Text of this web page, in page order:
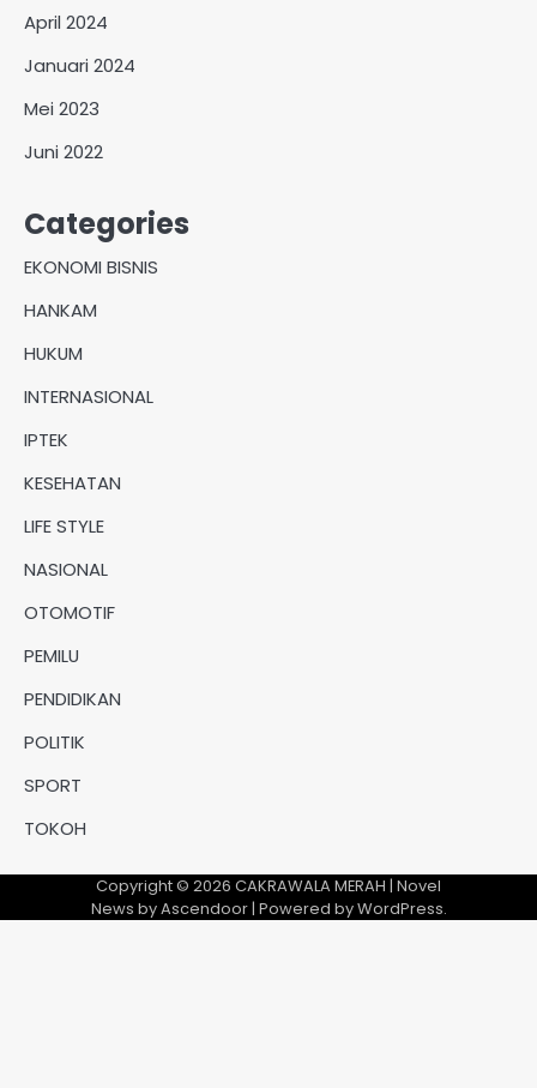
April 2024
Januari 2024
Mei 2023
Juni 2022
Categories
EKONOMI BISNIS
HANKAM
HUKUM
INTERNASIONAL
IPTEK
KESEHATAN
LIFE STYLE
NASIONAL
OTOMOTIF
PEMILU
PENDIDIKAN
POLITIK
SPORT
TOKOH
Copyright © 2026 CAKRAWALA MERAH | Novel
News byAscendoor| Powered byWordPress.